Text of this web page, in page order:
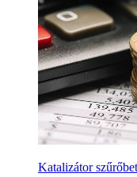
Katalizátor